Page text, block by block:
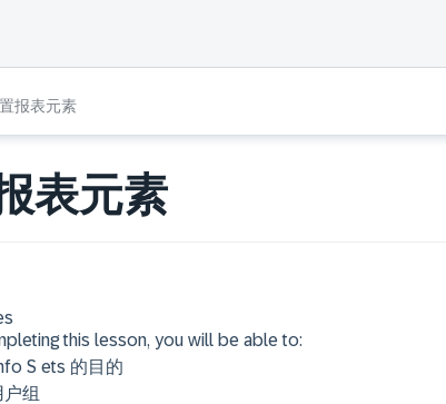
报表元素
表元素
this lesson, you will be able to:
S ets 的目的
组